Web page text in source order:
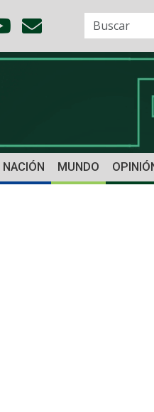
NACIÓN MUNDO